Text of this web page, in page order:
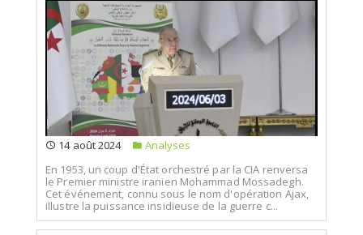
14 août 2024
Analyses
En 1953, un coup d'État orchestré par la CIA renversa
le Premier ministre iranien Mohammad Mossadegh.
Cet événement, connu sous le nom d'opération Ajax,
illustre la puissance insidieuse de la guerre c...